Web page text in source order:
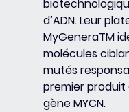
d’ADN. Leur
MyGeneraTM
molécules
mutés
premier
gène MYCN.